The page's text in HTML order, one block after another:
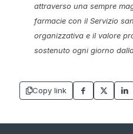
attraverso una sempre
farmacie con il Servizio
organizzativa e il valore
sostenuto ogni giorno
Copy link